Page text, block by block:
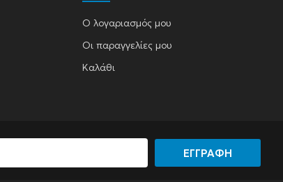
Ο λογαριασμός μου
Οι παραγγελίες μου
Καλάθι
ΕΓΓΡΑΦΗ